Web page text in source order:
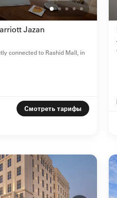
Jazan
connected to Rashid Mall, in
Смотреть тарифы